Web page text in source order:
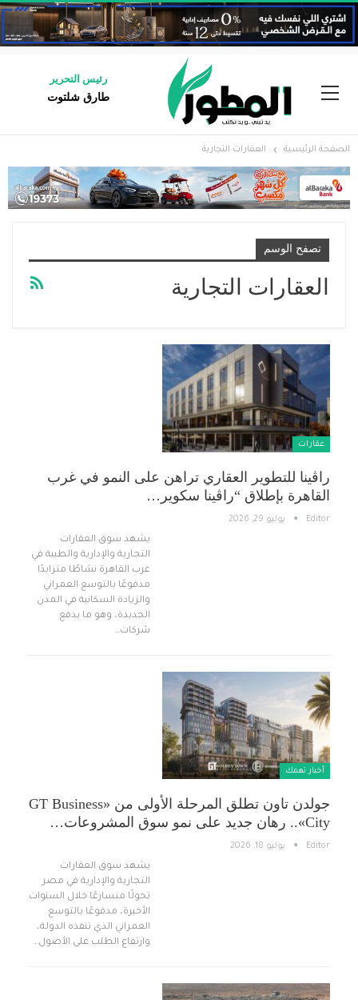
رئيس التحرير
طارق شلتوت
الصفحة الرئيسية العقارات التجارية
تصفح الوسم
العقارات التجارية
عقارات
راڤينا للتطوير العقاري تراهن على النمو في غرب
القاهرة بإطلاق “راڤينا سكوير…
Editor يوليو 29, 2026
يشهد سوق العقارات
التجارية والإدارية والطبية في
غرب القاهرة نشاطًا متزايدًا
مدفوعًا بالتوسع العمراني
والزيادة السكانية في المدن
الجديدة، وهو ما يدفع
شركات…
أخبار تهمك
جولدن تاون تطلق المرحلة الأولى من «GT Business
City».. رهان جديد على نمو سوق المشروعات…
Editor يوليو 18, 2026
يشهد سوق العقارات
التجارية والإدارية في مصر
تحولًا متسارعًا خلال السنوات
الأخيرة، مدفوعًا بالتوسع
العمراني الذي تنفذه الدولة،
وارتفاع الطلب على الأصول…